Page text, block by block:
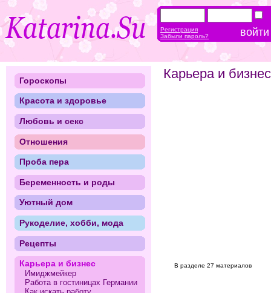
Карьера и бизнес
В разделе 27 материалов
Гороскопы
Красота и здоровье
Любовь и секс
Отношения
Проба пера
Беременность и роды
Уютный дом
Рукоделие, хобби, мода
Рецепты
Карьера и бизнес
Имиджмейкер
Работа в гостиницах Германии
Регистрация
Забыли пароль?